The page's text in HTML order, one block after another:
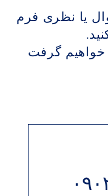
یا نظری فرم
خواهیم گرفت